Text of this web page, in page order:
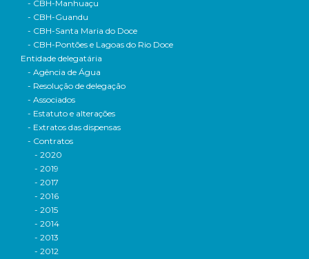
- CBH-Manhuaçu
- CBH-Guandu
- CBH-Santa Maria do Doce
- CBH-Pontões e Lagoas do Rio Doce
Entidade delegatária
- Agência de Água
- Resolução de delegação
- Associados
- Estatuto e alterações
- Extratos das dispensas
- Contratos
- 2020
- 2019
- 2017
- 2016
- 2015
- 2014
- 2013
- 2012